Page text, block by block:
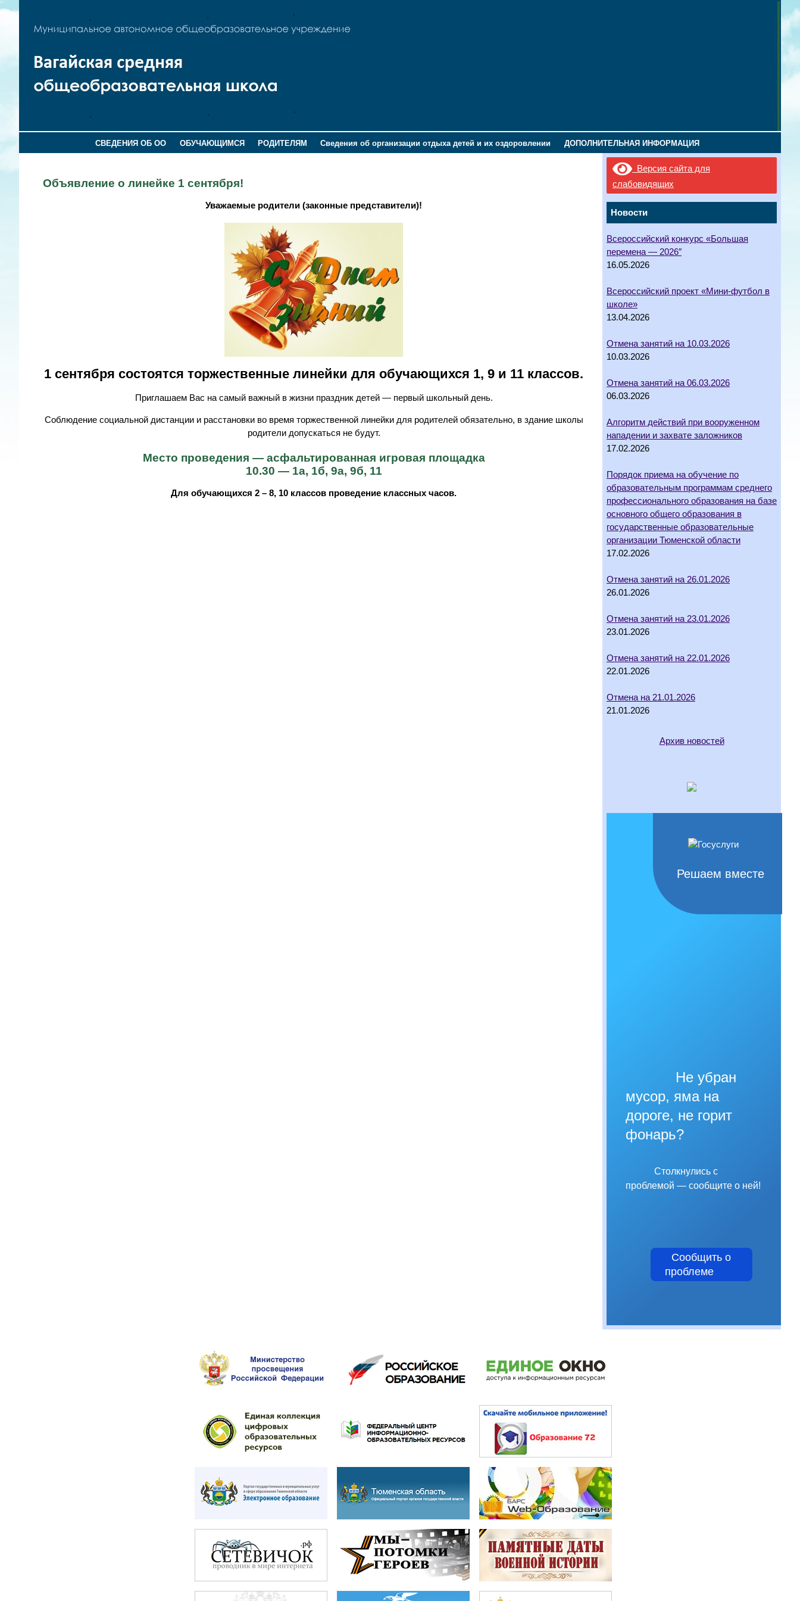
СВЕДЕНИЯ ОБ ОО ОБУЧАЮЩИМСЯ РОДИТЕЛЯМ Сведения об организации отдыха детей и их оздоровлении ДОПОЛНИТЕЛЬНАЯ ИНФОРМАЦИЯ
Версия сайта для
слабовидящих
Новости
Всероссийский конкурс «Большая
перемена — 2026″
16.05.2026
Всероссийский проект «Мини-футбол в
школе»
13.04.2026
Отмена занятий на 10.03.2026
10.03.2026
Отмена занятий на 06.03.2026
06.03.2026
Алгоритм действий при вооруженном
нападении и захвате заложников
17.02.2026
Порядок приема на обучение по
образовательным программам среднего
профессионального образования на базе
основного общего образования в
государственные образовательные
организации Тюменской области
17.02.2026
Отмена занятий на 26.01.2026
26.01.2026
Отмена занятий на 23.01.2026
23.01.2026
Отмена занятий на 22.01.2026
22.01.2026
Отмена на 21.01.2026
21.01.2026
Архив новостей
Решаем вместе
Не убран
мусор, яма на
дороге, не горит
фонарь?
Столкнулись с
проблемой — сообщите о ней!
Сообщить о
проблеме
Объявление о линейке 1 сентября!
Уважаемые родители (законные представители)!
1 сентября состоятся торжественные линейки для обучающихся 1, 9 и 11 классов.
Приглашаем Вас на самый важный в жизни праздник детей — первый школьный день.
Соблюдение социальной дистанции и расстановки во время торжественной линейки для родителей обязательно, в здание школы
родители допускаться не будут.
Место проведения — асфальтированная игровая площадка
10.30 — 1а, 1б, 9а, 9б, 11
Для обучающихся 2 – 8, 10 классов проведение классных часов.